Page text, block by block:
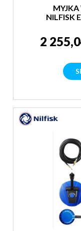
NILFISK
2